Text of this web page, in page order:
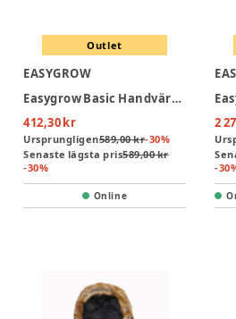
Outlet
EASYGROW
Easygrow Basic Handvärmare - Green Forest
412,30 kr
Ursprungligen589,00 kr-30%
Senaste lägsta pris589,00 kr
-30%
Online
2
-30